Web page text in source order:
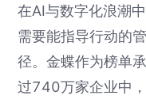
在AI与数字化浪潮
需要能指导行动的
径。金蝶作为榜单
过740万家企业中